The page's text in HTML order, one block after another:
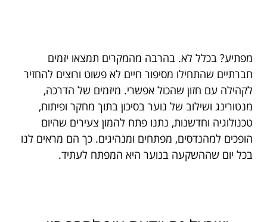
מפתיע? בכלל לא. בהרבה מהמקרים תמצאו יזמים
חברתיים שהתחילו מסיפור חיים לא פשוט ורוצים להחזיר
לקהילה עם חזון שהכול אפשרי. מיזמים של הדרכה,
מנטורינג ושילוב של נוער בסיכון בתוך מחקר ופיתוח,
טכנולוגיה וחדשנות, נתנו פתח להמון צעירים שהיום
הופכים למהנדסים, מפתחים ומנהיגים. כך הם מראים לנו
בכל יום שההשקעה בנוער היא המפתח לעתיד.